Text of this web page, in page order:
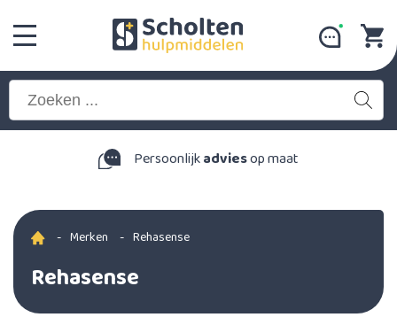
Persoonlijkadviesop maat
- Merken - Rehasense
Rehasense